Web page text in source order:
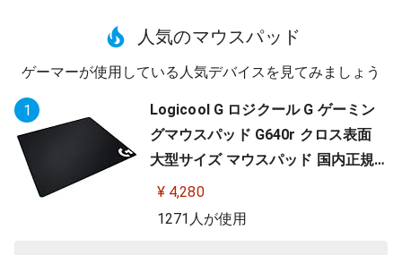
人気のマウスパッド
ゲーマーが使用している人気デバイスを見てみましょう
1
Logicool G ロジクール G ゲーミン
グマウスパッド G640r クロス表面
大型サイズ マウスパッド 国内正規
品
¥ 4,280
1271人が使用